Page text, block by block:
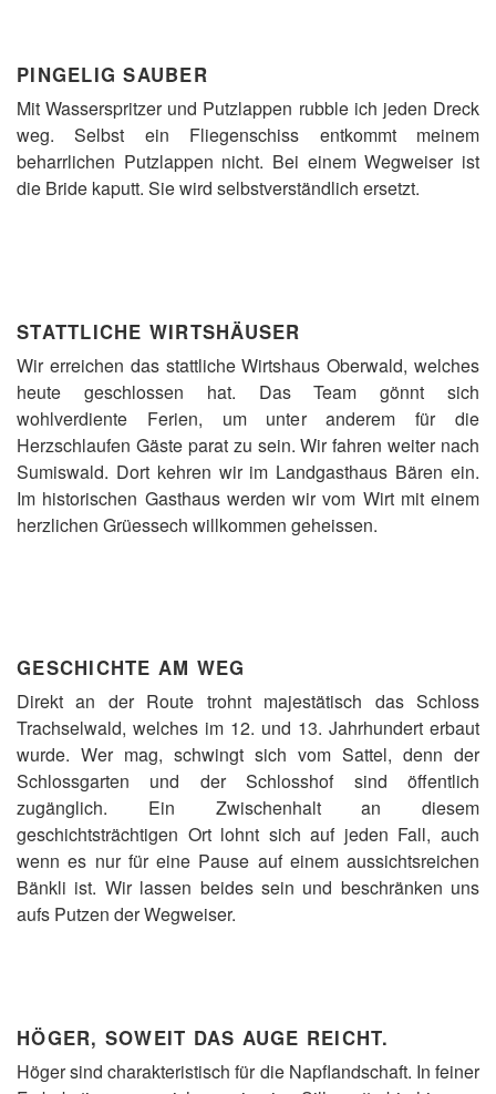
PINGELIG SAUBER
Mit Wasserspritzer und Putzlappen rubble ich jeden Dreck
weg. Selbst ein Fliegenschiss entkommt meinem
beharrlichen Putzlappen nicht. Bei einem Wegweiser ist
die Bride kaputt. Sie wird selbstverständlich ersetzt.
STATTLICHE WIRTSHÄUSER
Wir erreichen das stattliche Wirtshaus Oberwald, welches
heute geschlossen hat. Das Team gönnt sich
wohlverdiente Ferien, um unter anderem für die
Herzschlaufen Gäste parat zu sein. Wir fahren weiter nach
Sumiswald. Dort kehren wir im Landgasthaus Bären ein.
Im historischen Gasthaus werden wir vom Wirt mit einem
herzlichen Grüessech willkommen geheissen.
GESCHICHTE AM WEG
Direkt an der Route trohnt majestätisch das Schloss
Trachselwald, welches im 12. und 13. Jahrhundert erbaut
wurde. Wer mag, schwingt sich vom Sattel, denn der
Schlossgarten und der Schlosshof sind öffentlich
zugänglich. Ein Zwischenhalt an diesem
geschichtsträchtigen Ort lohnt sich auf jeden Fall, auch
wenn es nur für eine Pause auf einem aussichtsreichen
Bänkli ist. Wir lassen beides sein und beschränken uns
aufs Putzen der Wegweiser.
HÖGER, SOWEIT DAS AUGE REICHT.
Höger sind charakteristisch für die Napflandschaft. In feiner